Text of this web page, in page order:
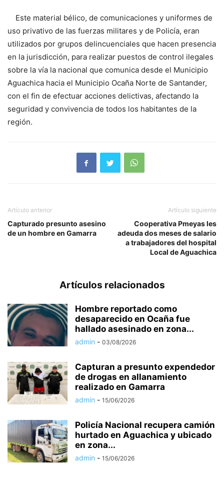
Este material bélico, de comunicaciones y uniformes de
uso privativo de las fuerzas militares y de Policía, eran
utilizados por grupos delincuenciales que hacen presencia
en la jurisdicción, para realizar puestos de control ilegales
sobre la vía la nacional que comunica desde el Municipio
Aguachica hacia el Municipio Ocaña Norte de Santander,
con el fin de efectuar acciones delictivas, afectando la
seguridad y convivencia de todos los habitantes de la
región.
Artículo anterior
Capturado presunto asesino
de un hombre en Gamarra
Artículo siguiente
Cooperativa Pmeyas les
adeuda dos meses de salario
a trabajadores del hospital
Local de Aguachica
Artículos relacionados
Hombre reportado como
desaparecido en Ocaña fue
hallado asesinado en zona...
admin - 03/08/2026
Capturan a presunto expendedor
de drogas en allanamiento
realizado en Gamarra
admin - 15/06/2026
Policía Nacional recupera camión
hurtado en Aguachica y ubicado
en zona...
admin - 15/06/2026